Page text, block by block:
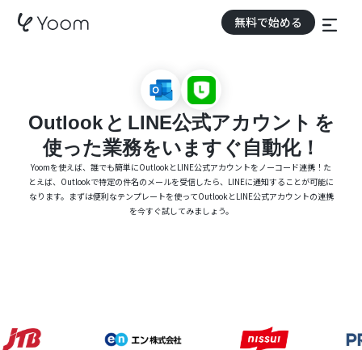
無料で始める
Outlook と LINE公式アカウント を
使った業務をいますぐ自動化！
Yoomを使えば、誰でも簡単にOutlookとLINE公式アカウントをノーコード連携！た
とえば、Outlookで特定の件名のメールを受信したら、LINEに通知することが可能に
なります。まずは便利なテンプレートを使ってOutlookとLINE公式アカウントの連携
を今すぐ試してみましょう。